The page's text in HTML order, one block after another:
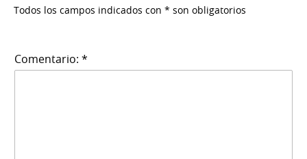
Todos los campos indicados con * son obligatorios
Comentario: *